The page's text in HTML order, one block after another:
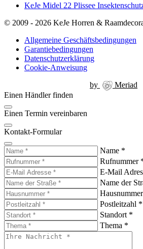
KeJe Midel 22 Plissee
© 2009 - 2026 KeJe Horren &
Allgemeine Geschäftsbedingungen
Garantiebedingungen
Datenschutzerklärung
Cookie-Anweisung
by
Meriad
Einen Händler finden
Einen Termin vereinbaren
Kontakt-Formular
Name *
Rufnummer
E-Mail
Name der
Hausnummer
Postleitzahl *
Standort *
Thema *